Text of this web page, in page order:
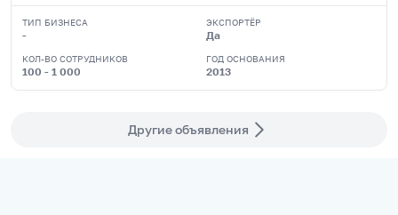
ТИП БИЗНЕСА
-
ЭКСПОРТЁР
Да
КОЛ-ВО СОТРУДНИКОВ
100 - 1 000
ГОД ОСНОВАНИЯ
2013
Другие объявления